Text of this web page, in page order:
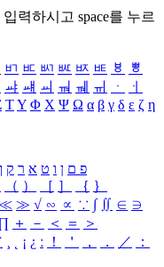
입력하시고 space를 누르
ㅲ ㅳ ㅴ ㅵ ㅶ ㅷ ㅸ
ㅹ
ㆇ ㆈ ㆉ ㆊ ㆋ ㆌ ㆍ
ㆎ
ΤΥ Φ Χ Ψ Ω α β γ δ ε ζ η
פ ם ן ו ט א ר ק
（ ） ［ ］ ｛ ｝
≪ ≫ √ ∽ ∝ ∵ ∫ ∬ ∈ ∋
＋ － ＜ ＝
＞
˙ ¸ ¡ ¿ ː ！ ＇ ， ． ／
：